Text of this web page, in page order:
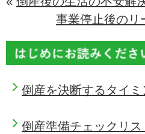
倒産を決断するタイミ
倒産準備チェックリス
事業停止後のリ